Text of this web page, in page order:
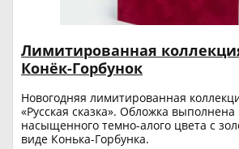
Лимитированная
Конёк-Горбунок
Новогодняя лимитированная
«Русская сказка». Обложка выполнена
насыщенного темно-алого цвета с
виде Конька-Горбунка.